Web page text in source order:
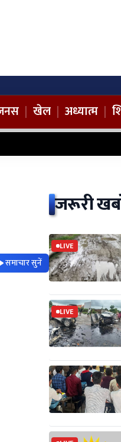
| खेल | अध्यात्म |
समाचार सुनें
जरूरी
LIVE
LIVE